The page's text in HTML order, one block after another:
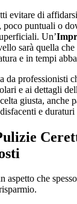
evitare di
puntuali o
Un’
sarà quella
e in tempi
da professionisti
e ai dettagli
giusta, anche
e duraturi
aspetto che